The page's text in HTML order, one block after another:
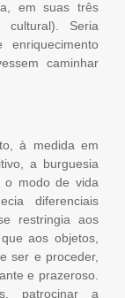
em suas três
cultural). Seria
enriquecimento
caminhar
à medida em
a burguesia
o modo de vida
diferenciais
restringia aos
aos objetos,
ser e proceder,
e prazeroso.
patrocinar a